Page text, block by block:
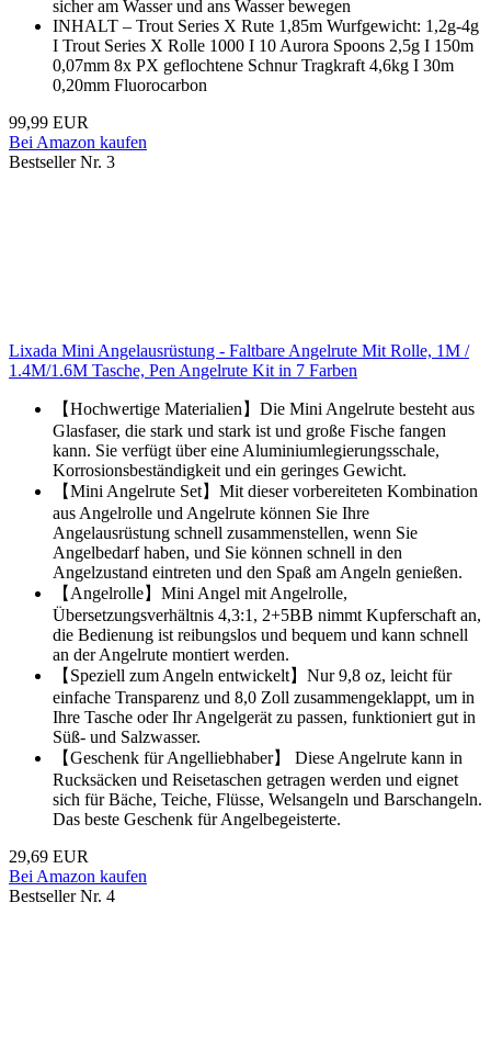
sicher am Wasser und ans Wasser bewegen
INHALT – Trout Series X Rute 1,85m Wurfgewicht: 1,2g-4g
I Trout Series X Rolle 1000 I 10 Aurora Spoons 2,5g I 150m
0,07mm 8x PX geflochtene Schnur Tragkraft 4,6kg I 30m
0,20mm Fluorocarbon
99,99 EUR
Bei Amazon kaufen
Bestseller Nr. 3
Lixada Mini Angelausrüstung - Faltbare Angelrute Mit Rolle, 1M /
1.4M/1.6M Tasche, Pen Angelrute Kit in 7 Farben
【Hochwertige Materialien】Die Mini Angelrute besteht aus
Glasfaser, die stark und stark ist und große Fische fangen
kann. Sie verfügt über eine Aluminiumlegierungsschale,
Korrosionsbeständigkeit und ein geringes Gewicht.
【Mini Angelrute Set】Mit dieser vorbereiteten Kombination
aus Angelrolle und Angelrute können Sie Ihre
Angelausrüstung schnell zusammenstellen, wenn Sie
Angelbedarf haben, und Sie können schnell in den
Angelzustand eintreten und den Spaß am Angeln genießen.
【Angelrolle】Mini Angel mit Angelrolle,
Übersetzungsverhältnis 4,3:1, 2+5BB nimmt Kupferschaft an,
die Bedienung ist reibungslos und bequem und kann schnell
an der Angelrute montiert werden.
【Speziell zum Angeln entwickelt】Nur 9,8 oz, leicht für
einfache Transparenz und 8,0 Zoll zusammengeklappt, um in
Ihre Tasche oder Ihr Angelgerät zu passen, funktioniert gut in
Süß- und Salzwasser.
【Geschenk für Angelliebhaber】 Diese Angelrute kann in
Rucksäcken und Reisetaschen getragen werden und eignet
sich für Bäche, Teiche, Flüsse, Welsangeln und Barschangeln.
Das beste Geschenk für Angelbegeisterte.
29,69 EUR
Bei Amazon kaufen
Bestseller Nr. 4